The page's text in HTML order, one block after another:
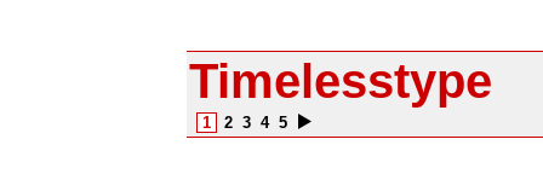
Timelesstype
1 2 3 4 5